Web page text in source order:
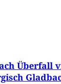
Überfall